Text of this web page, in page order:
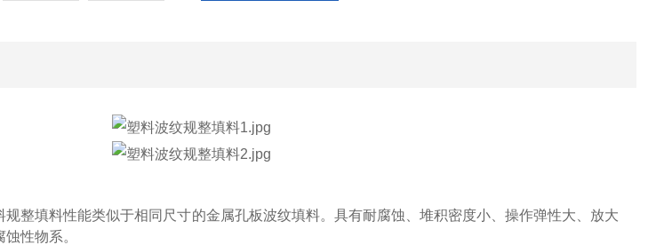
整填料性能类似于相同尺寸的金属孔板波纹填料。具有耐腐蚀、堆积密度小、操作弹性大、放大
性物系。